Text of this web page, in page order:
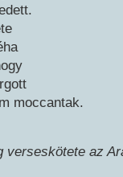
moccantak.
az